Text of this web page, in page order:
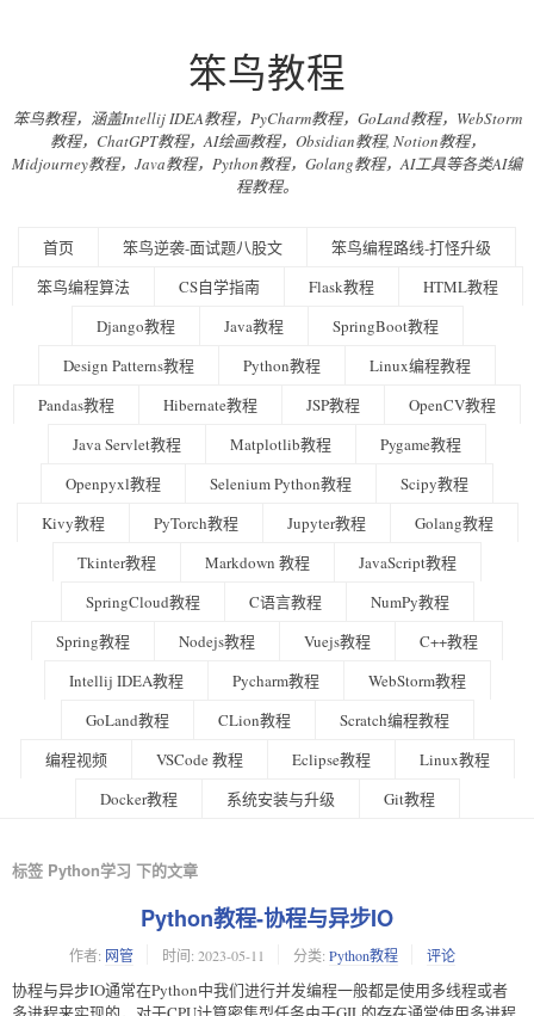
笨鸟教程
笨鸟教程，涵盖Intellij IDEA教程，PyCharm教程，GoLand教程，WebStorm
教程，ChatGPT教程，AI绘画教程，Obsidian教程, Notion教程，
Midjourney教程，Java教程，Python教程，Golang教程，AI工具等各类AI编
程教程。
首页 笨鸟逆袭-面试题八股文
笨鸟编程路线-打怪升级
笨鸟编程算法
CS自学指南 Flask教程
HTML教程
Django教程
Java教程
SpringBoot教程
Design Patterns教程
Python教程
Linux编程教程
Pandas教程
Hibernate教程 JSP教程
OpenCV教程
Java Servlet教程
Matplotlib教程
Pygame教程
Openpyxl教程
Selenium Python教程
Scipy教程
Kivy教程
PyTorch教程 Jupyter教程
Golang教程
Tkinter教程
Markdown 教程
JavaScript教程
SpringCloud教程
C语言教程
NumPy教程
Spring教程
Nodejs教程 Vuejs教程
C++教程
Intellij IDEA教程
Pycharm教程
WebStorm教程
GoLand教程
CLion教程
Scratch编程教程
编程视频
VSCode 教程 Eclipse教程
Linux教程
Docker教程
系统安装与升级 Git教程
标签 Python学习 下的文章
Python教程-协程与异步IO
作者: 网管 时间: 2023-05-11 分类: Python教程 评论
协程与异步IO通常在Python中我们进行并发编程一般都是使用多线程或者